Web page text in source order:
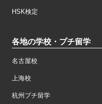
HSK検定
各地の学校・プチ留学
名古屋校
上海校
杭州プチ留学